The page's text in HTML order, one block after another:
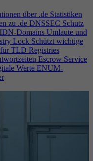
über .de Statistiken
zu .de DNSSEC Schutz
IDN-Domains Umlaute und
Lock Schützt wichtige
TLD Registries
Escrow Service
Werte ENUM-